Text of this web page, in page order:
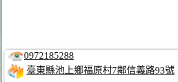
0972185288
臺東縣池上鄉福原村7鄰信義路93號